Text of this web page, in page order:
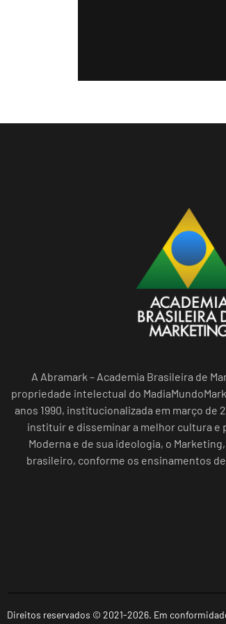
A Abramark – Academia Brasileira de
propriedade intelectual do
anos 1990, institucionalizada em março de
instituir e disseminar a melhor cultura e
Moderna e de sua ideologia, o
brasileiro, conforme os ensinamentos
Direitos reservados © 2021-2026. Em